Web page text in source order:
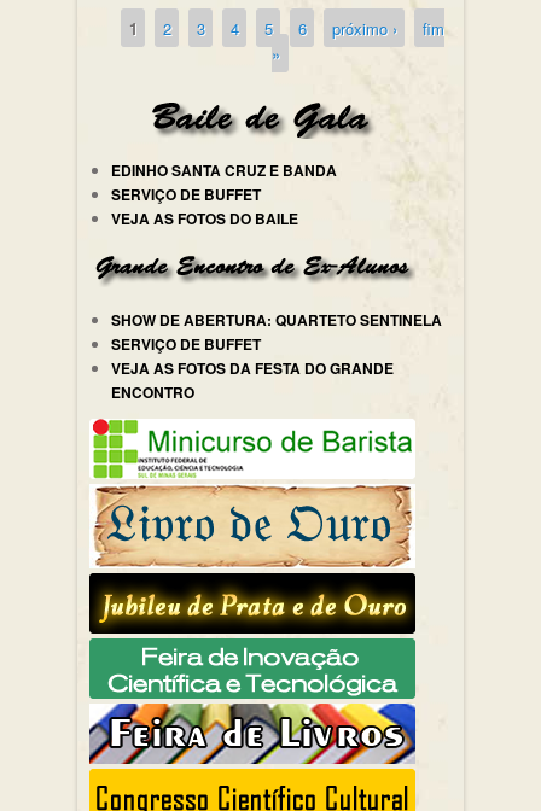
Páginas
1 2 3 4 5 6 próximo ›
fim
»
EDINHO SANTA CRUZ E BANDA
SERVIÇO DE BUFFET
VEJA AS FOTOS DO BAILE
SHOW DE ABERTURA: QUARTETO SENTINELA
SERVIÇO DE BUFFET
VEJA AS FOTOS DA FESTA DO GRANDE
ENCONTRO